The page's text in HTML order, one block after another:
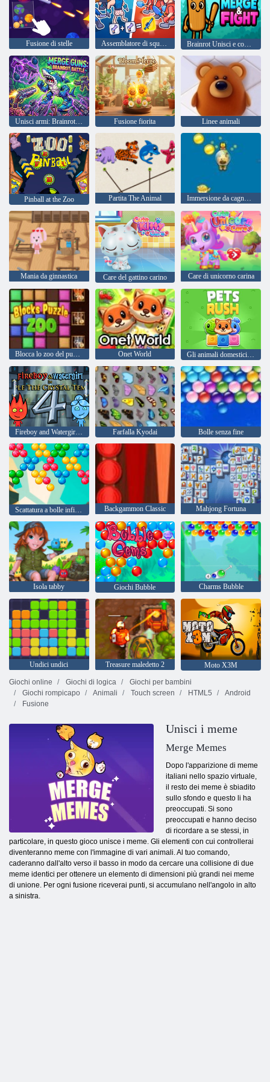
Fusione di stelle Assemblatore di squadra: Unisci Brainrot Unisci e combatti
Unisci armi: Brainrot Battle Fusione fiorita Linee animali
Pinball at the Zoo Partita The Animal Immersione da cagnolino
Mania da ginnastica Care del gattino carino Care di unicorno carina
Blocca lo zoo del puzzle Onet World Gli animali domestici si precipitano
Fireboy and Watergirl 4: Tempio di Cristallo Farfalla Kyodai Bolle senza fine
Backgammon Classic Mahjong Fortuna
Isola tabby Giochi Bubble Charms Bubble
Undici undici Treasure maledetto 2
Moto X3M
Giochi online
Giochi di logica
Giochi per bambini
Giochi rompicapo
Animali Touch screen HTML5
Android
Fusione
Unisci i meme
Merge Memes
Dopo l'apparizione di meme
italiani nello spazio virtuale,
il resto dei meme è sbiadito
sullo sfondo e questo li ha
preoccupati. Si sono
preoccupati e hanno deciso
di ricordare a se stessi, in
particolare, in questo gioco unisce i meme. Gli elementi con cui controllerai
diventeranno meme con l'immagine di vari animali. Al tuo comando,
caderanno dall'alto verso il basso in modo da cercare una collisione di due
meme identici per ottenere un elemento di dimensioni più grandi nei meme
di unione. Per ogni fusione riceverai punti, si accumulano nell'angolo in alto
a sinistra.